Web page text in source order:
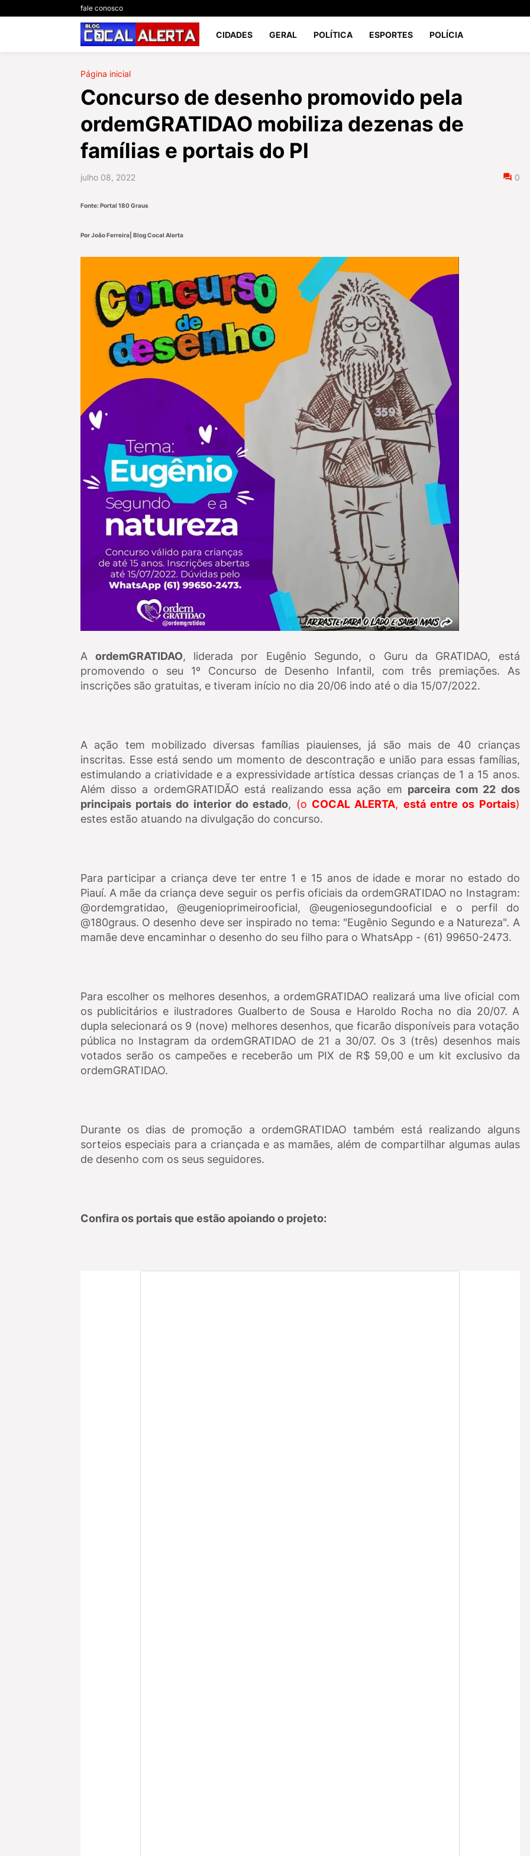
fale conosco
CIDADES GERAL POLÍTICA ESPORTES POLÍCIA
Página inicial
Concurso de desenho promovido pela
ordemGRATIDAO mobiliza dezenas de
famílias e portais do PI
julho 08, 2022 0
Fonte: Portal 180 Graus
Por João Ferreira| Blog Cocal Alerta
A ordemGRATIDAO, liderada por Eugênio Segundo, o Guru da GRATIDAO, está
promovendo o seu 1º Concurso de Desenho Infantil, com três premiações. As
inscrições são gratuitas, e tiveram início no dia 20/06 indo até o dia 15/07/2022.
A ação tem mobilizado diversas famílias piauienses, já são mais de 40 crianças
inscritas. Esse está sendo um momento de descontração e união para essas famílias,
estimulando a criatividade e a expressividade artística dessas crianças de 1 a 15 anos.
Além disso a ordemGRATIDÃO está realizando essa ação em parceira com 22 dos
principais portais do interior do estado, (o COCAL ALERTA, está entre os Portais)
estes estão atuando na divulgação do concurso.
Para participar a criança deve ter entre 1 e 15 anos de idade e morar no estado do
Piauí. A mãe da criança deve seguir os perfis oficiais da ordemGRATIDAO no Instagram:
@ordemgratidao, @eugenioprimeirooficial, @eugeniosegundooficial e o perfil do
@180graus. O desenho deve ser inspirado no tema: "Eugênio Segundo e a Natureza". A
mamãe deve encaminhar o desenho do seu filho para o WhatsApp - (61) 99650-2473.
Para escolher os melhores desenhos, a ordemGRATIDAO realizará uma live oficial com
os publicitários e ilustradores Gualberto de Sousa e Haroldo Rocha no dia 20/07. A
dupla selecionará os 9 (nove) melhores desenhos, que ficarão disponíveis para votação
pública no Instagram da ordemGRATIDAO de 21 a 30/07. Os 3 (três) desenhos mais
votados serão os campeões e receberão um PIX de R$ 59,00 e um kit exclusivo da
ordemGRATIDAO.
Durante os dias de promoção a ordemGRATIDAO também está realizando alguns
sorteios especiais para a criançada e as mamães, além de compartilhar algumas aulas
de desenho com os seus seguidores.
Confira os portais que estão apoiando o projeto: